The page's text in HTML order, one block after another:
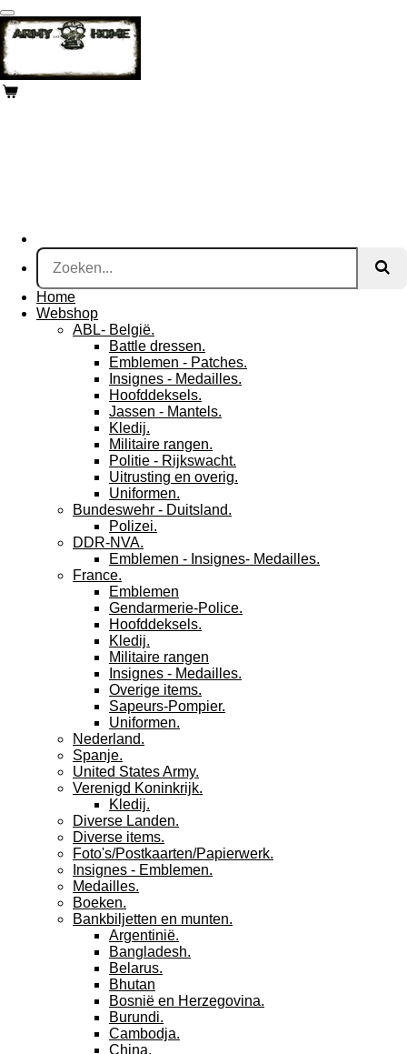
Ga
direct
hoofdinhoud
Home
Webshop
ABL- België.
Battle dressen.
Emblemen - Patches.
Insignes - Medailles.
Hoofddeksels.
Jassen - Mantels.
Kledij.
Militaire rangen.
Politie - Rijkswacht.
Uitrusting en overig.
Uniformen.
Bundeswehr - Duitsland.
Polizei.
DDR-NVA.
Emblemen - Insignes- Medailles.
France.
Emblemen
Gendarmerie-Police.
Hoofddeksels.
Kledij.
Militaire rangen
Insignes - Medailles.
Overige items.
Sapeurs-Pompier.
Uniformen.
Nederland.
Spanje.
United States Army.
Verenigd Koninkrijk.
Kledij.
Diverse Landen.
Diverse items.
Foto's/Postkaarten/Papierwerk.
Insignes - Emblemen.
Medailles.
Boeken.
Bankbiljetten en munten.
Argentinië.
Bangladesh.
Belarus.
Bhutan
Bosnië en Herzegovina.
Burundi.
Cambodja.
China.